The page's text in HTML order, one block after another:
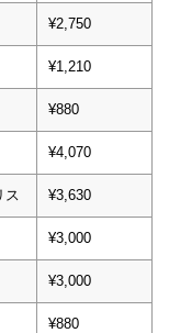
¥2,750
¥1,210
¥880
¥4,070
ス ¥3,630
¥3,000
¥3,000
¥880